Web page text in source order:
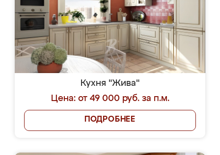
Кухня "Жива"
Цена: от 49 000 руб. за п.м.
ПОДРОБНЕЕ